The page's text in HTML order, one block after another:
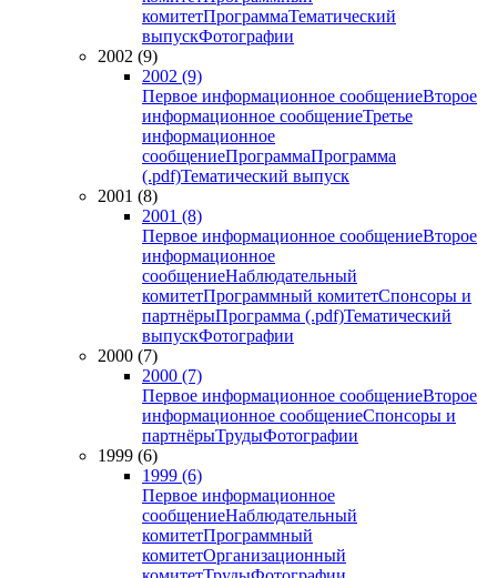
комитетПрограммаТематический
выпускФотографии
2002 (9)
2002 (9)
Первое информационное сообщениеВторое
информационное сообщениеТретье
информационное
сообщениеПрограммаПрограмма
(.pdf)Тематический выпуск
2001 (8)
2001 (8)
Первое информационное сообщениеВторое
информационное
сообщениеНаблюдательный
комитетПрограммный комитетСпонсоры и
партнёрыПрограмма (.pdf)Тематический
выпускФотографии
2000 (7)
2000 (7)
Первое информационное сообщениеВторое
информационное сообщениеСпонсоры и
партнёрыТрудыФотографии
1999 (6)
1999 (6)
Первое информационное
сообщениеНаблюдательный
комитетПрограммный
комитетОрганизационный